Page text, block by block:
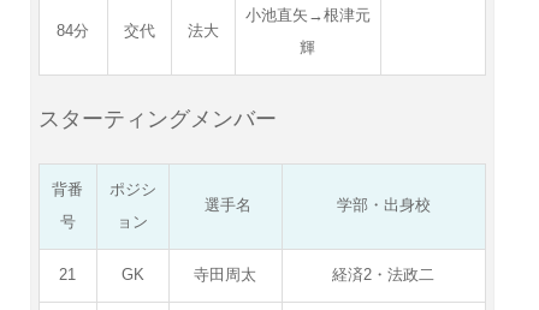
84分 交代 法大
小池直矢→根津元
輝
スターティングメンバー
背番
号
ポジシ
ョン
選手名 学部・出身校
21 GK 寺田周太 経済2・法政二